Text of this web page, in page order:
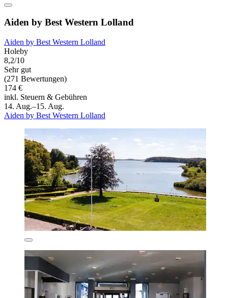
Aiden by Best Western Lolland
Aiden by Best Western Lolland
Holeby
8,2/10
Sehr gut
(271 Bewertungen)
174 €
inkl. Steuern & Gebühren
14. Aug.–15. Aug.
Aiden by Best Western Lolland